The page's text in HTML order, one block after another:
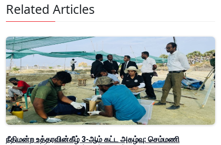
Related Articles
நீதிமன்ற உத்தரவின்கீழ் 3-ஆம் கட்ட அகழ்வு: செம்மணி